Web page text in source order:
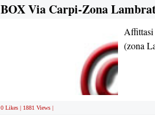
BOX Via Carpi-Zona
Affittasi
(zona
0 Likes | 1881 Views |